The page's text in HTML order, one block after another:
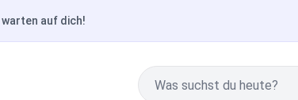
auf dich!